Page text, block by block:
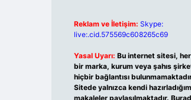
Reklam ve İletişim: Skype:
live:.cid.575569c608265c69
Yasal Uyarı: Bu internet sitesi,
bir marka, kurum veya şahıs
hiçbir bağlantısı
Sitede yalnızca kendi
makaleler paylaşılmaktadır.